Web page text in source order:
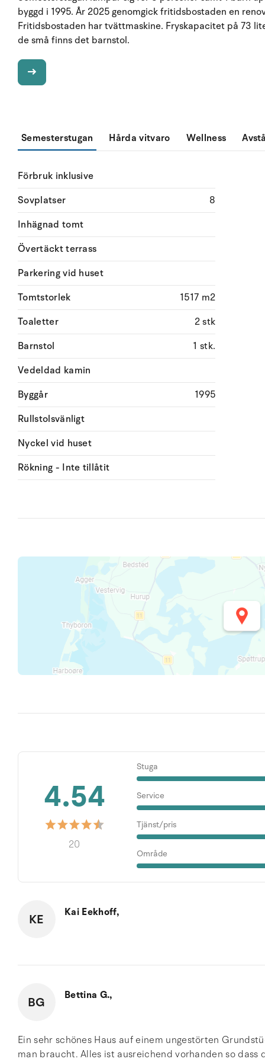
byggd i 1995. År 2025 genomgick fritidsbostaden en
Fritidsbostaden har tvättmaskine. Fryskapacitet på 73
de små finns det barnstol.
Semesterstugan Hårda vitvaro Wellness
Förbruk inklusive
Sovplatser
8
Inhägnad tomt
Övertäckt terrass
Parkering vid huset
Tomtstorlek
1517 m2
Toaletter
2 stk
Barnstol
1 stk.
Vedeldad kamin
Byggår
1995
Rullstolsvänligt
Nyckel vid huset
Rökning - Inte tillåtit
4.54
20
Stuga
Service
Tjänst/pris
Område
KE Kai Eekhoff,
BG Bettina G.,
Ein sehr schönes Haus auf einem ungestörten
man braucht. Alles ist ausreichend vorhanden so